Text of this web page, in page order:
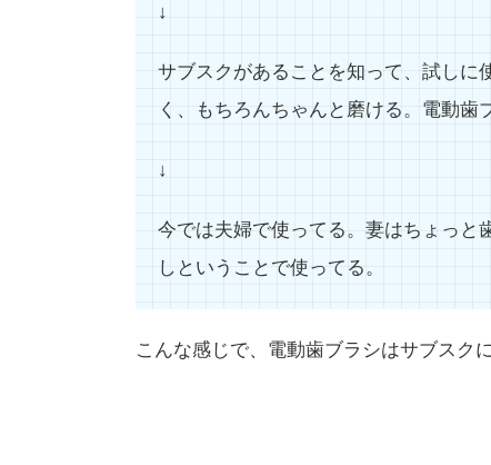
↓
サブスクがあることを知って、試しに
く、もちろんちゃんと磨ける。電動歯
↓
今では夫婦で使ってる。妻はちょっと
しということで使ってる。
こんな感じで、電動歯ブラシはサブスク